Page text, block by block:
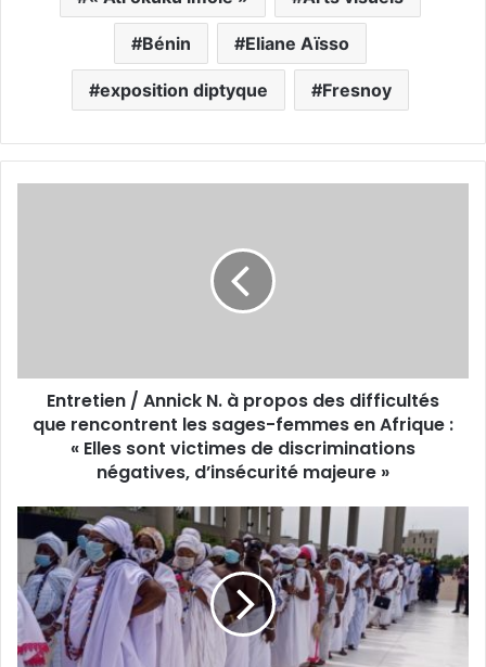
Bénin Eliane Aïsso
exposition diptyque Fresnoy
Entretien / Annick N. à propos des difficultés
que rencontrent les sages-femmes en Afrique :
« Elles sont victimes de discriminations
négatives, d’insécurité majeure »